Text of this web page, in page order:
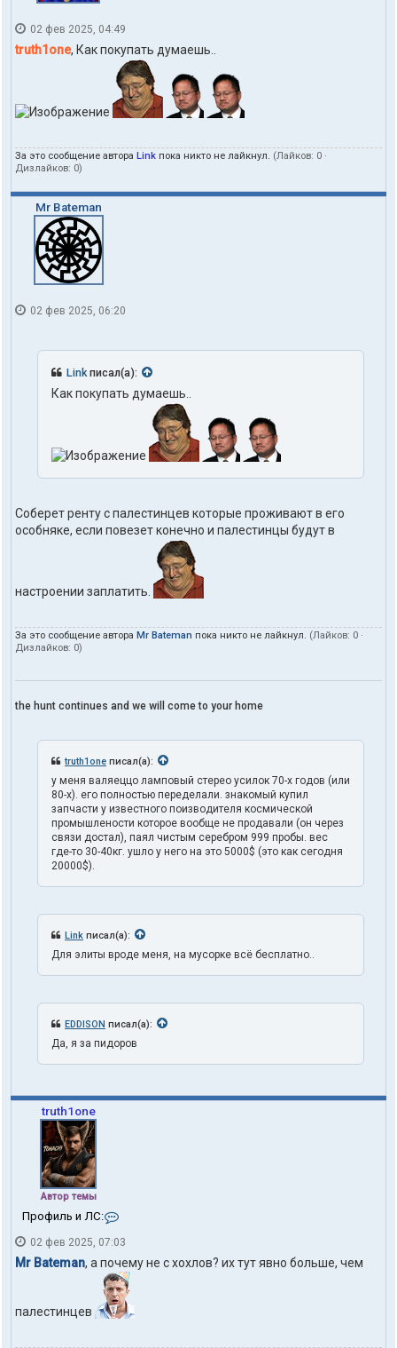
02 фев 2025, 04:49
truth1one, Как покупать думаешь..
За это сообщение автора Link пока никто не лайкнул. (Лайков: 0 ·
Дизлайков: 0)
Mr Bateman
02 фев 2025, 06:20
Linkписал(а):
Как покупать думаешь..
Соберет ренту с палестинцев которые проживают в его
особняке, если повезет конечно и палестинцы будут в
настроении заплатить.
За это сообщение автора Mr Bateman пока никто не лайкнул. (Лайков: 0 ·
Дизлайков: 0)
the hunt continues and we will come to your home
truth1one писал(а):
у меня валяеццо ламповый стерео усилок 70-х годов (или
80-х). его полностью переделали. знакомый купил
запчасти у известного поизводителя космической
промышлености которое вообще не продавали (он через
связи достал), паял чистым серебром 999 пробы. вес
где-то 30-40кг. ушло у него на это 5000$ (это как сегодня
20000$).
Link писал(а):
Для элиты вроде меня, на мусорке всё бесплатно..
EDDISON писал(а):
Да, я за пидоров
truth1one
Автор темы
Профиль и ЛС:
н
т
а
к
т
ы
02 фев 2025, 07:03
Mr Bateman, а почему не с хохлов? их тут явно больше, чем
палестинцев